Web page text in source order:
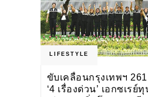
LIFESTYLE
ขับเคลื่อนกรุงเทพฯ
‘4 เรื่องด่วน’ เอกซเรย์